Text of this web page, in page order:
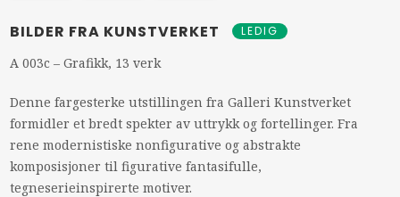
BILDER FRA KUNSTVERKET LEDIG
A 003c – Grafikk, 13 verk
Denne fargesterke utstillingen fra Galleri Kunstverket
formidler et bredt spekter av uttrykk og fortellinger. Fra
rene modernistiske nonfigurative og abstrakte
komposisjoner til figurative fantasifulle,
tegneserieinspirerte motiver.